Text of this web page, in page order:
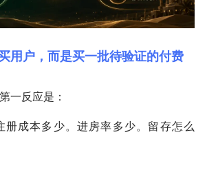
用户，而是买一批待验证的付费
一反应是：
册成本多少。进房率多少。留存怎么